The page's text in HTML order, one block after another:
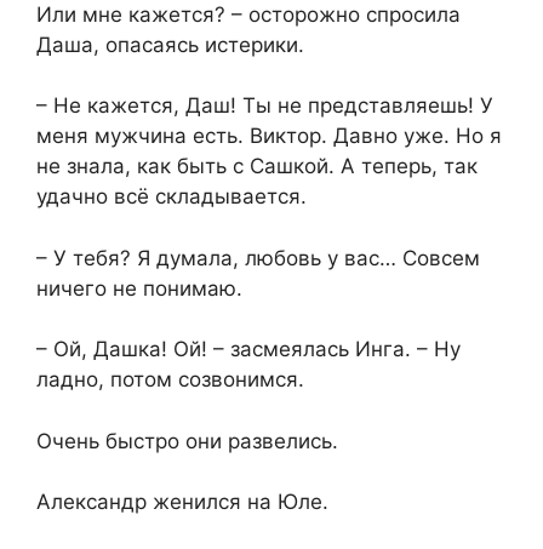
Или мне кажется? – осторожно спросила
Даша, опасаясь истерики.
– Не кажется, Даш! Ты не представляешь! У
меня мужчина есть. Виктор. Давно уже. Но я
не знала, как быть с Сашкой. А теперь, так
удачно всё складывается.
– У тебя? Я думала, любовь у вас… Совсем
ничего не понимаю.
– Ой, Дашка! Ой! – засмеялась Инга. – Ну
ладно, потом созвонимся.
Очень быстро они развелись.
Александр женился на Юле.